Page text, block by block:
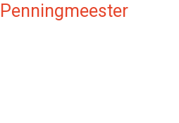
Penningmeester